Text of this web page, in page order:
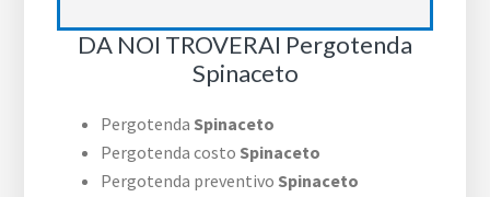
DA NOI TROVERAI Pergotenda
Spinaceto
Pergotenda Spinaceto
Pergotenda costo Spinaceto
Pergotenda preventivo Spinaceto